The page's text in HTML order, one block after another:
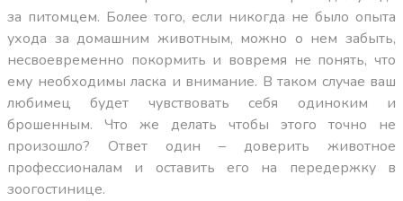
за питомцем. Более того, если никогда не было опыта
ухода за домашним животным, можно о нем забыть,
несвоевременно покормить и вовремя не понять, что
ему необходимы ласка и внимание. В таком случае ваш
любимец будет чувствовать себя одиноким и
брошенным. Что же делать чтобы этого точно не
произошло? Ответ один – доверить животное
профессионалам и оставить его на передержку в
зоогостинице.